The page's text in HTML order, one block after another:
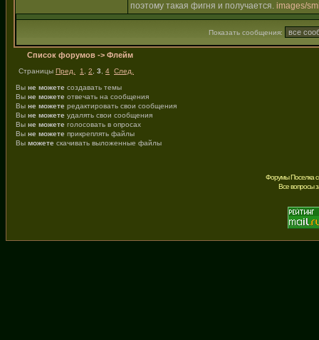
поэтому такая фигня и получается. images/
Показать сообщения:
Список форумов -> Флейм
Страницы Пред. 1 2 3 4 След.
Вы не можете создавать темы
Вы не можете отвечать на сообщения
Вы не можете редактировать свои сообщения
Вы не можете удалять свои сообщения
Вы не можете голосовать в опросах
Вы не можете прикреплять файлы
Вы можете скачивать выложенные файлы
Форумы Поселка
Все вопросы